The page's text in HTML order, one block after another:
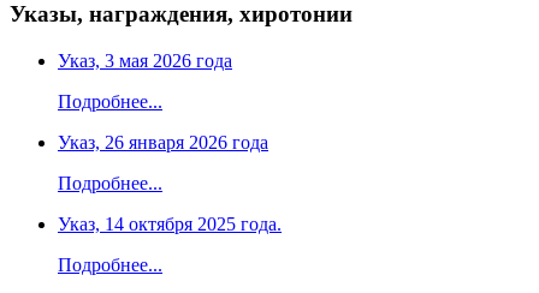
Указы, награждения, хиротонии
Указ, 3 мая 2026 года
Подробнее...
Указ, 26 января 2026 года
Подробнее...
Указ, 14 октября 2025 года.
Подробнее...